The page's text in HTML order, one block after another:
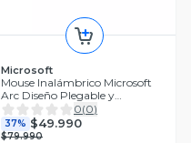
Microsoft
Mouse Inalámbrico Microsoft
Arc Diseño Plegable y
Ergonómico Conexión
Bluetooth Color
0(0)
37% $49.990
$79.990